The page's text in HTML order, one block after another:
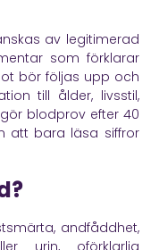
av legitimerad
som förklarar
bör följas upp och
till ålder, livsstil,
blodprov efter 40
att bara läsa siffror
andfåddhet,
urin, oförklarlig